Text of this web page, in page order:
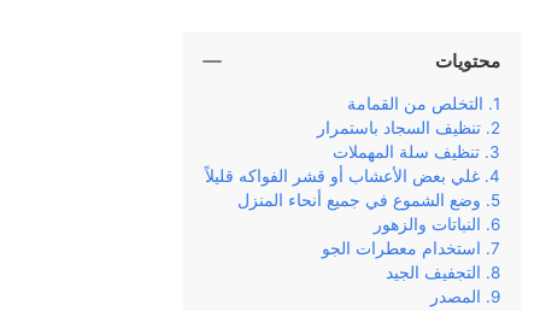
محتويات
التخلص من القمامة
تنظيف السجاد باستمرار
تنظيف سلة المهملات
غلي بعض الأعشاب أو قشر الفواكه قليلاً
وضع الشموع في جميع أنحاء المنزل
النباتات والزهور
استخدام معطرات الجو
التجفيف الجيد
المصدر